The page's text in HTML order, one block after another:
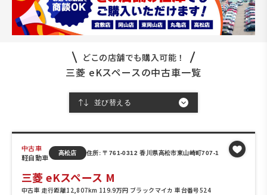
どこの店舗でも購入可能！
三菱 eKスペースの中古車一覧
中古車
軽自動車
高松店 住所: 〒761-0312 香川県高松市東山崎町707-1
三菱 eKスペース M
中古車 走行距離12,807km 119.9万円 ブラックマイカ 車台番号524